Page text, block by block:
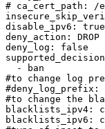
# ca_cert_path: /
disable_ipv6 :
true
deny_action :
deny_log :
false
-
#to change log
#deny_log_prefix:
#to change the
blacklists_ipv4 :
blacklists_ipv6 :